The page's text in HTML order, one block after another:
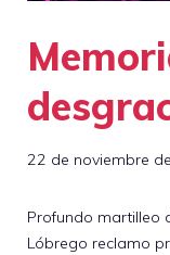
22 de noviembre
Profundo martilleo
Lóbrego reclamo